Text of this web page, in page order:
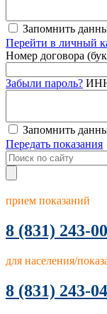
Запомнить
Перейти в личный
Номер договора
Забыли пароль?
Запомнить
Передать показания
прием показаний
8 (831) 243-
для населения/
8 (831) 243-